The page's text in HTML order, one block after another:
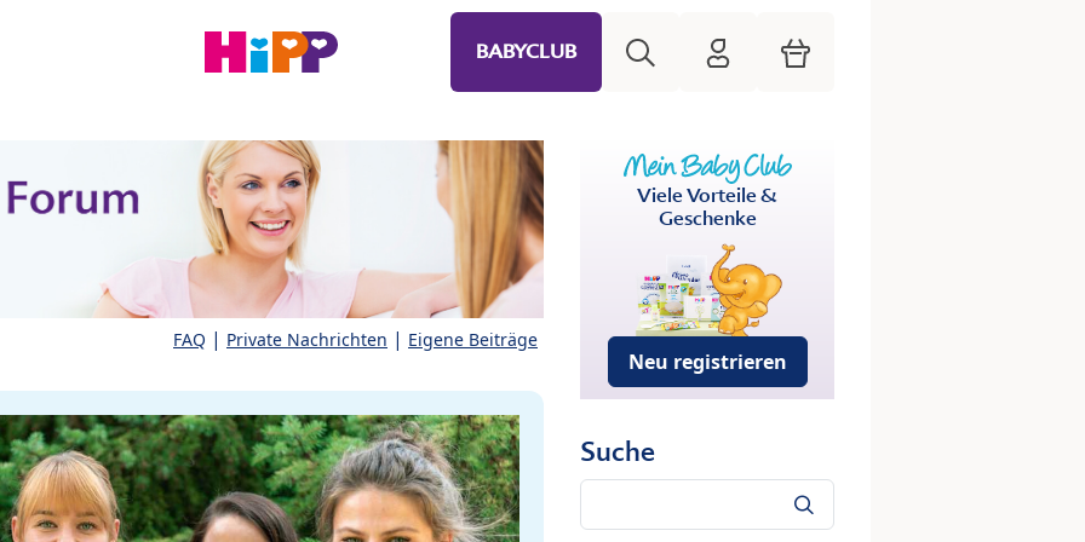
BABYCLUB HiPP Mein Babyclub
Warenkorb
FAQ | Private Nachrichten | Eigene Beiträge
Viele Vorteile &
Geschenke
Neu registrieren
Suche